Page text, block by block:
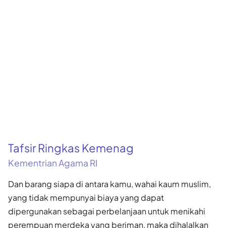
Tafsir Ringkas Kemenag
Kementrian Agama RI
Dan barang siapa di antara kamu, wahai kaum muslim,
yang tidak mempunyai biaya yang dapat
dipergunakan sebagai perbelanjaan untuk menikahi
perempuan merdeka yang beriman, maka dihalalkan